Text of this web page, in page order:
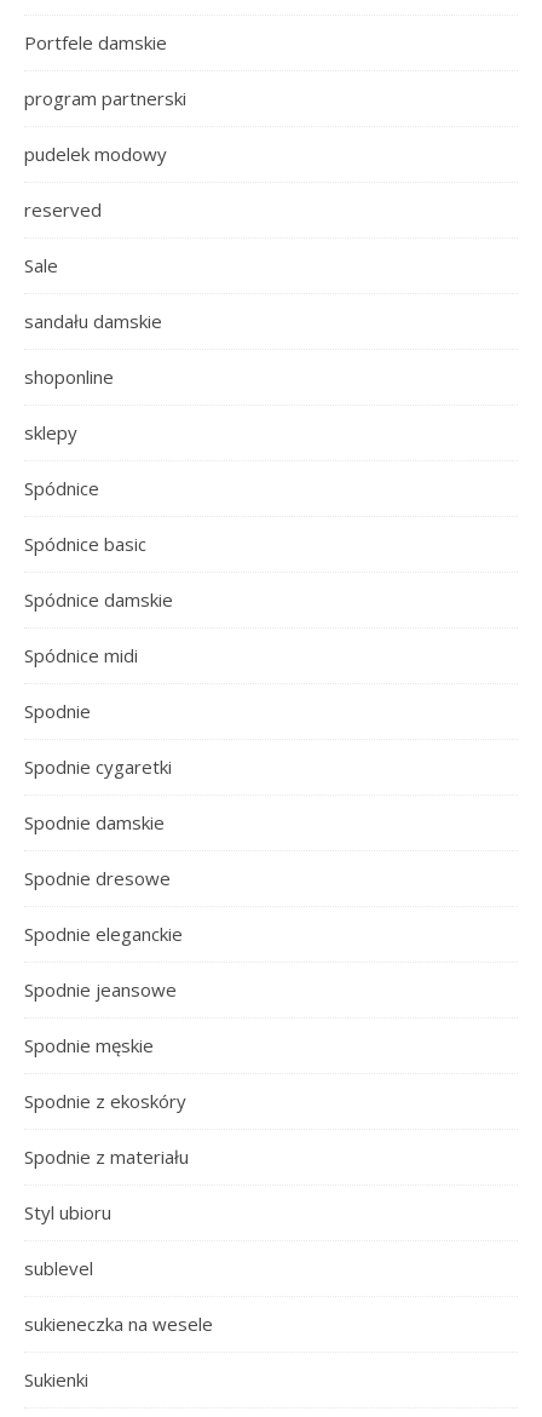
Portfele damskie
program partnerski
pudelek modowy
reserved
Sale
sandału damskie
shoponline
sklepy
Spódnice
Spódnice basic
Spódnice damskie
Spódnice midi
Spodnie
Spodnie cygaretki
Spodnie damskie
Spodnie dresowe
Spodnie eleganckie
Spodnie jeansowe
Spodnie męskie
Spodnie z ekoskóry
Spodnie z materiału
Styl ubioru
sublevel
sukieneczka na wesele
Sukienki